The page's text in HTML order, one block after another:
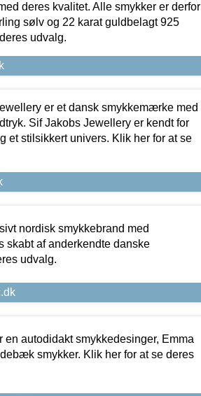
deres kvalitet. Alle smykker er derfor
sølv og 22 karat guldbelagt 925
udvalg.
er et dansk smykkemærke med
Sif Jakobs Jewellery er kendt for
et stilsikkert univers. Klik her for at se
nordisk smykkebrand med
af anderkendte danske
udvalg.
autodidakt smykkedesinger, Emma
smykker. Klik her for at se deres